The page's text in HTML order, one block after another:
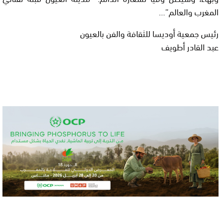
المغرب والعالم”…
رئيس جمعية أوديسا للثقافة والفن بالعيون
عبد القادر أطويف